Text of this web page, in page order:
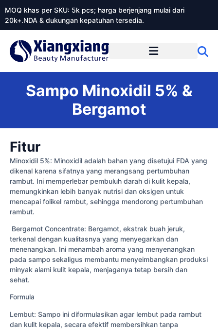
MOQ khas per SKU: 5k pcs; harga berjenjang mulai dari
20k+.NDA & dukungan kepatuhan tersedia.
Sampo Minoxidil 5% &
Bergamot
Fitur
Minoxidil 5%: Minoxidil adalah bahan yang disetujui FDA yang
dikenal karena sifatnya yang merangsang pertumbuhan
rambut. Ini memperlebar pembuluh darah di kulit kepala,
memungkinkan lebih banyak nutrisi dan oksigen untuk
mencapai folikel rambut, sehingga mendorong pertumbuhan
rambut.
Bergamot Concentrate: Bergamot, ekstrak buah jeruk,
terkenal dengan kualitasnya yang menyegarkan dan
menenangkan. Ini menambah aroma yang menyenangkan
pada sampo sekaligus membantu menyeimbangkan produksi
minyak alami kulit kepala, menjaganya tetap bersih dan
sehat.
Formula
Lembut: Sampo ini diformulasikan agar lembut pada rambut
dan kulit kepala, secara efektif membersihkan tanpa